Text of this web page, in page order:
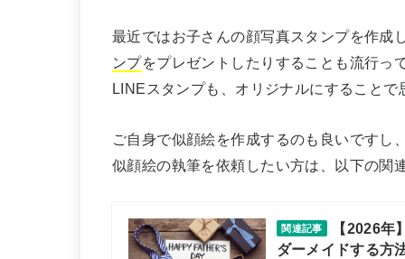
最近ではお子さんの顔写真スタンプを作成
ンプをプレゼントしたりすることも流行っ
LINEスタンプも、オリジナルにすることで
ご自身で似顔絵を作成するのも良いですし
似顔絵の執筆を依頼したい方は、以下の関
関連記事
【2026年
ダーメイドする方